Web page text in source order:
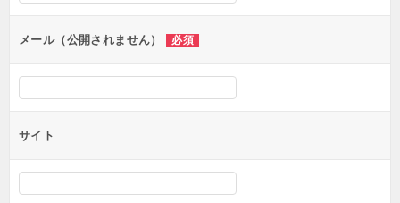
メール（公開されません） 必須
サイト